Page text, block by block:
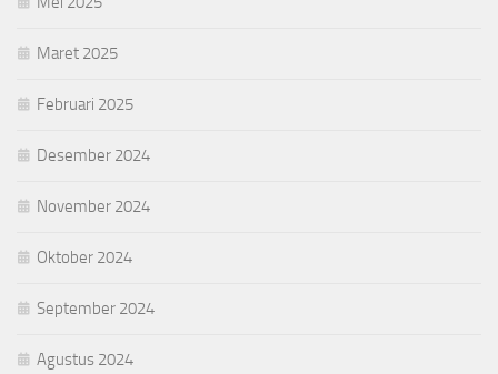
Maret 2025
Februari 2025
Desember 2024
November 2024
Oktober 2024
September 2024
Agustus 2024